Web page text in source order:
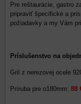
Pre reštaurácie, gastro
pripraviť špecifické a
požiadavky a my Vám
Príslušenstvo na
Gril z nerezovej ocele
Príruba pre o180mm: 88